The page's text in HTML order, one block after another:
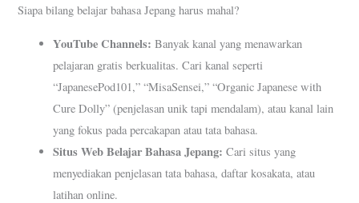
Siapa bilang belajar bahasa Jepang harus mahal?
YouTube Channels: Banyak kanal yang menawarkan
pelajaran gratis berkualitas. Cari kanal seperti
“JapanesePod101,” “MisaSensei,” “Organic Japanese with
Cure Dolly” (penjelasan unik tapi mendalam), atau kanal lain
yang fokus pada percakapan atau tata bahasa.
Situs Web Belajar Bahasa Jepang: Cari situs yang
menyediakan penjelasan tata bahasa, daftar kosakata, atau
latihan online.